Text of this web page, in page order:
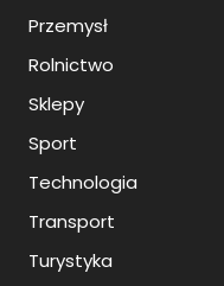
Przemysł
Rolnictwo
Sklepy
Sport
Technologia
Transport
Turystyka